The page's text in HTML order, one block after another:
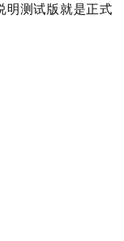
明测试版就是正式